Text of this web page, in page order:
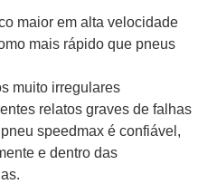
maior em alta velocidade
mais rápido que pneus
muito irregulares
relatos graves de falhas
speedmax é confiável,
e dentro das